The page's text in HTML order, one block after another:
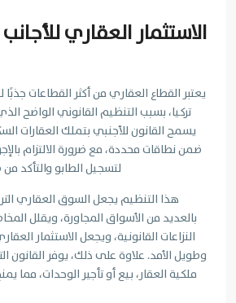
الاستثمار العقاري
يعتبر القطاع العقاري من أكثر القطاعات
تركيا، بسبب التنظيم القانوني الواضح
يسمح القانون للأجنبي بتملك العقارات
ضمن نطاقات محددة، مع ضرورة الالتزام
لتسجيل الطابو والتأكد من
هذا التنظيم يجعل السوق العقاري
بالعديد من الأسواق المجاورة، ويقلل
النزاعات القانونية، ويجعل الاستثمار
وطويل الأمد. علاوة على ذلك، يوفر القانون
ملكية العقار، بيع أو تأجير الوحدات، مما